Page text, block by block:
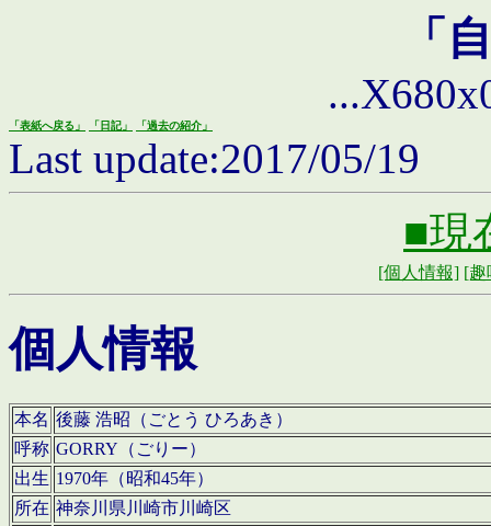
「
「表紙へ戻る」 「日記」 「過去の紹介」
Last update:2017/05/19
■現
[個人情報] [趣
個人情報
本名 後藤 浩昭（ごとう ひろあき）
呼称 GORRY（ごりー）
出生 1970年（昭和45年）
所在 神奈川県川崎市川崎区